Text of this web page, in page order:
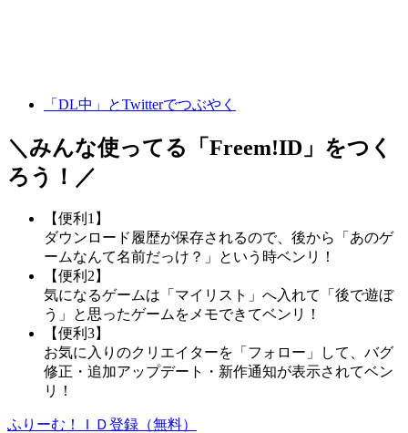
「DL中」とTwitterでつぶやく
＼みんな使ってる「 Freem!ID 」をつく
ろう！／
【便利1】
ダウンロード履歴が保存されるので、後から「あのゲ
ームなんて名前だっけ？」という時ベンリ！
【便利2】
気になるゲームは「マイリスト」へ入れて「後で遊ぼ
う」と思ったゲームをメモできてベンリ！
【便利3】
お気に入りのクリエイターを「フォロー」して、バグ
修正・追加アップデート・新作通知が表示されてベン
リ！
ふりーむ！ＩＤ登録（無料）